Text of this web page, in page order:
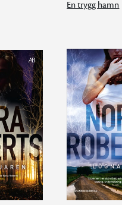
En trygg hamn